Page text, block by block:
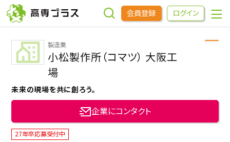
会員登録 ログイン
企業をさがす
進学先をさがす
インターンシップ・イベントをさがす
製造業
小松製作所（コマツ） 大阪工
場
未来の現場を共に創ろう。
企業にコンタクト
27年卒応募受付中